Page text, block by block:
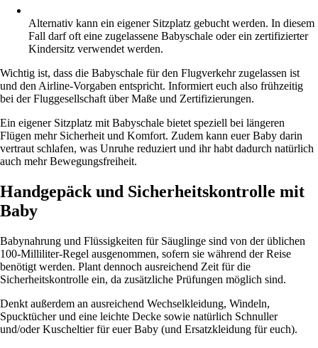
Alternativ kann ein eigener Sitzplatz gebucht werden. In diesem
Fall darf oft eine zugelassene Babyschale oder ein zertifizierter
Kindersitz verwendet werden.
Wichtig ist, dass die Babyschale für den Flugverkehr zugelassen ist
und den Airline-Vorgaben entspricht. Informiert euch also frühzeitig
bei der Fluggesellschaft über Maße und Zertifizierungen.
Ein eigener Sitzplatz mit Babyschale bietet speziell bei längeren
Flügen mehr Sicherheit und Komfort. Zudem kann euer Baby darin
vertraut schlafen, was Unruhe reduziert und ihr habt dadurch natürlich
auch mehr Bewegungsfreiheit.
Handgepäck und Sicherheitskontrolle mit
Baby
Babynahrung und Flüssigkeiten für Säuglinge sind von der üblichen
100-Milliliter-Regel ausgenommen, sofern sie während der Reise
benötigt werden. Plant dennoch ausreichend Zeit für die
Sicherheitskontrolle ein, da zusätzliche Prüfungen möglich sind.
Denkt außerdem an ausreichend Wechselkleidung, Windeln,
Spucktücher und eine leichte Decke sowie natürlich Schnuller
und/oder Kuscheltier für euer Baby (und Ersatzkleidung für euch).